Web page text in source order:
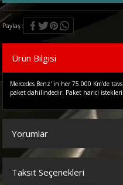
Paylaş
Ürün Bilgisi
Mercedes Benz' in her 75.000 Km'de
paket dahilindedir. Paket harici
Yorumlar
Bu ürüne ilk
Taksit Seçenekleri